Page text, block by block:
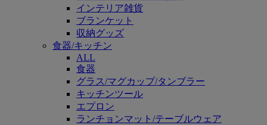
インテリア雑貨
ブランケット
収納グッズ
食器/キッチン
ALL
食器
グラス/マグカップ/タンブラー
キッチンツール
エプロン
ランチョンマット/テーブルウェア